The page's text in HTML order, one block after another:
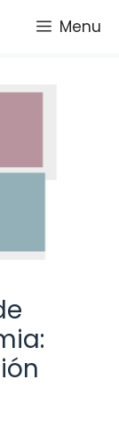
Menu